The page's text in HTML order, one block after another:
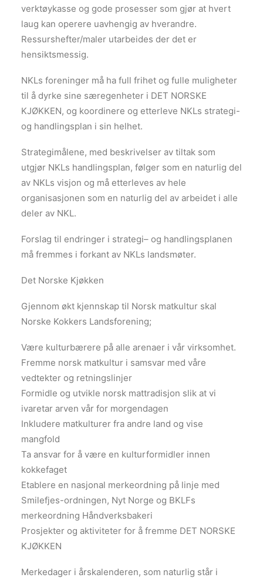
verktøykasse og gode prosesser som gjør at hvert
laug kan operere uavhengig av hverandre.
Ressurshefter/maler utarbeides der det er
hensiktsmessig.
NKLs foreninger må ha full frihet og fulle muligheter
til å dyrke sine særegenheter i DET NORSKE
KJØKKEN, og koordinere og etterleve NKLs strategi-
og handlingsplan i sin helhet.
Strategimålene, med beskrivelser av tiltak som
utgjør NKLs handlingsplan, følger som en naturlig del
av NKLs visjon og må etterleves av hele
organisasjonen som en naturlig del av arbeidet i alle
deler av NKL.
Forslag til endringer i strategi– og handlingsplanen
må fremmes i forkant av NKLs landsmøter.
Det Norske Kjøkken
Gjennom økt kjennskap til Norsk matkultur skal
Norske Kokkers Landsforening;
Være kulturbærere på alle arenaer i vår virksomhet.
Fremme norsk matkultur i samsvar med våre
vedtekter og retningslinjer
Formidle og utvikle norsk mattradisjon slik at vi
ivaretar arven vår for morgendagen
Inkludere matkulturer fra andre land og vise
mangfold
Ta ansvar for å være en kulturformidler innen
kokkefaget
Etablere en nasjonal merkeordning på linje med
Smilefjes-ordningen, Nyt Norge og BKLFs
merkeordning Håndverksbakeri
Prosjekter og aktiviteter for å fremme DET NORSKE
KJØKKEN
Merkedager i årskalenderen, som naturlig står i